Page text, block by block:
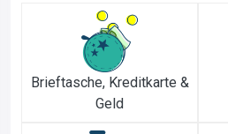
Brieftasche, Kreditkarte &
Geld